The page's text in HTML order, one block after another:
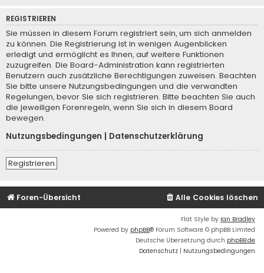
REGISTRIEREN
Sie müssen in diesem Forum registriert sein, um sich anmelden
zu können. Die Registrierung ist in wenigen Augenblicken
erledigt und ermöglicht es Ihnen, auf weitere Funktionen
zuzugreifen. Die Board-Administration kann registrierten
Benutzern auch zusätzliche Berechtigungen zuweisen. Beachten
Sie bitte unsere Nutzungsbedingungen und die verwandten
Regelungen, bevor Sie sich registrieren. Bitte beachten Sie auch
die jeweiligen Forenregeln, wenn Sie sich in diesem Board
bewegen.
Nutzungsbedingungen
Datenschutzerklärung
Registrieren
Foren-Übersicht Alle Cookies löschen
Flat Style by Ian Bradley
Powered by phpBB® Forum Software © phpBB Limited
Deutsche Übersetzung durch phpBB.de
Datenschutz | Nutzungsbedingungen